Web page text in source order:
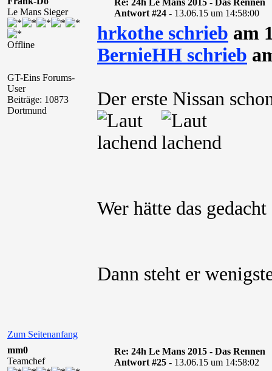
Le Mans Sieger
Offline
GT-Eins Forums-
User
Beiträge: 10873
Dortmund
Re: 24h Le Mans 2015 - Das Rennen
Antwort #24 - 13.06.15 um 14:58:00
hrkothe schrieb am
BernieHH schrieb
Der erste Nissan
Wer hätte das
Dann steht er
Zum Seitenanfang
mm0
Teamchef
Re: 24h Le Mans 2015 - Das Rennen
Antwort #25 - 13.06.15 um 14:58:02